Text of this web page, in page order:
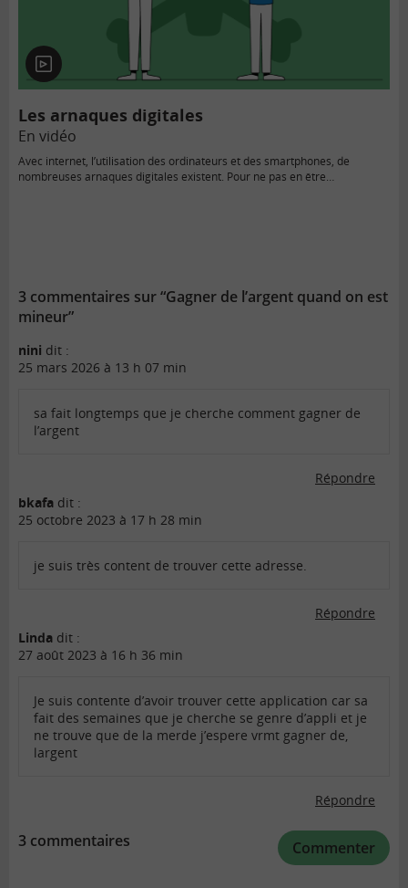
En
vidéo
Les arnaques digitales
En vidéo
Avec internet, l’utilisation des ordinateurs et des smartphones, de
nombreuses arnaques digitales existent. Pour ne pas en être…
3 commentaires sur “Gagner de l’argent quand on est
mineur”
nini dit :
25 mars 2026 à 13 h 07 min
sa fait longtemps que je cherche comment gagner de
l’argent
Répondre
bkafa dit :
25 octobre 2023 à 17 h 28 min
je suis très content de trouver cette adresse.
Répondre
Linda dit :
27 août 2023 à 16 h 36 min
Je suis contente d’avoir trouver cette application car sa
fait des semaines que je cherche se genre d’appli et je
ne trouve que de la merde j’espere vrmt gagner de,
largent
Répondre
3 commentaires Commenter